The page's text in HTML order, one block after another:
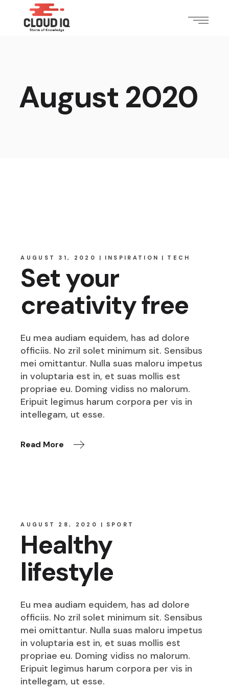
August 2020
AUGUST 31, 2020 INSPIRATION TECH
Set your
creativity free
Eu mea audiam equidem, has ad dolore
officiis. No zril solet minimum sit. Sensibus
mei omittantur. Nulla suas maloru impetus
in voluptaria est in, et suas mollis est
propriae eu. Doming vidiss no malorum.
Eripuit legimus harum corpora per vis in
intellegam, ut esse.
Read More
AUGUST 28, 2020 SPORT
Healthy
lifestyle
Eu mea audiam equidem, has ad dolore
officiis. No zril solet minimum sit. Sensibus
mei omittantur. Nulla suas maloru impetus
in voluptaria est in, et suas mollis est
propriae eu. Doming vidiss no malorum.
Eripuit legimus harum corpora per vis in
intellegam, ut esse.